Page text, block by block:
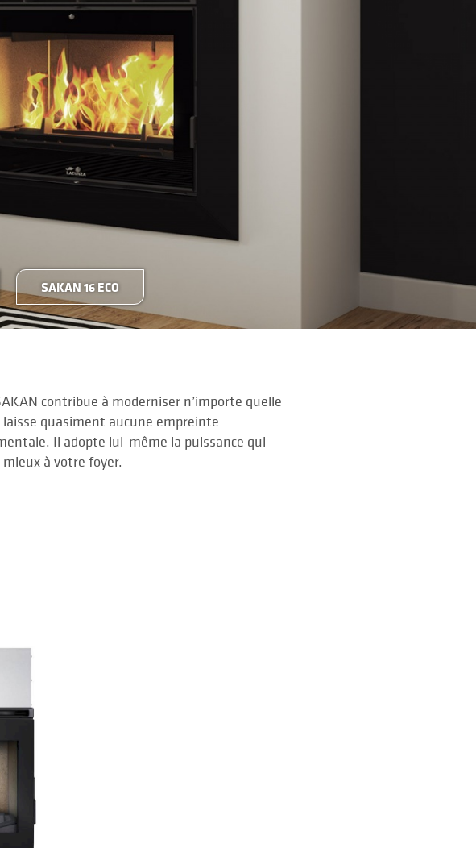
SAKAN 16 ECO
contribue à moderniser n’importe quelle
laisse quasiment aucune empreinte
Il adopte lui-même la puissance qui
mieux à votre foyer.